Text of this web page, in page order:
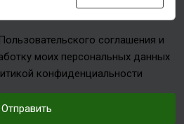
соглашения и
моих персональных данных
конфиденциальности
Отправить